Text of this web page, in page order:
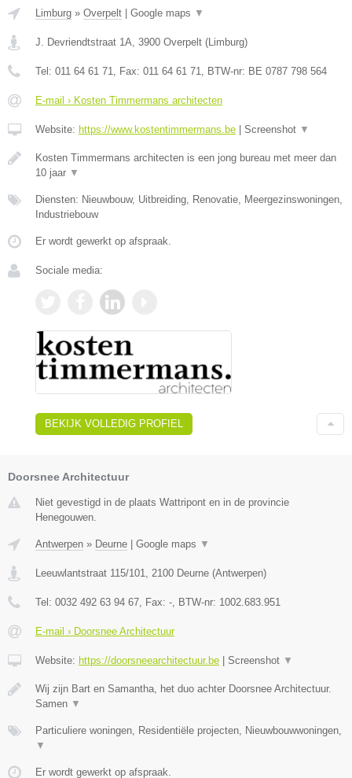
Limburg » Overpelt | Google maps ▼
J. Devriendtstraat 1A 3900 Overpelt (Limburg)
Tel: 011 64 61 71 , Fax: 011 64 61 71 , BTW-nr: BE 0787 798 564
E-mail › Kosten Timmermans architecten
Website: https://www.kostentimmermans.be | Screenshot ▼
Kosten Timmermans architecten is een jong bureau met meer dan
10 jaar ▼
Diensten: Nieuwbouw, Uitbreiding, Renovatie, Meergezinswoningen,
Industriebouw
Er wordt gewerkt op afspraak.
Sociale media:
BEKIJK VOLLEDIG PROFIEL
Doorsnee Architectuur
Niet gevestigd in de plaats Wattripont en in de provincie
Henegouwen.
Antwerpen » Deurne Google maps ▼
Leeuwlantstraat 115/101 2100 Deurne (Antwerpen)
Tel: 0032 492 63 94 67 , Fax: - , BTW-nr: 1002.683.951
E-mail › Doorsnee Architectuur
Website: https://doorsneearchitectuur.be Screenshot ▼
Wij zijn Bart en Samantha, het duo achter Doorsnee Architectuur.
Samen ▼
Particuliere woningen, Residentiële projecten, Nieuwbouwwoningen,
▼
Er wordt gewerkt op afspraak.